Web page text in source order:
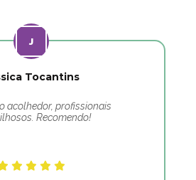
Tocantins
acolhedor, profissionais
Recomendo!